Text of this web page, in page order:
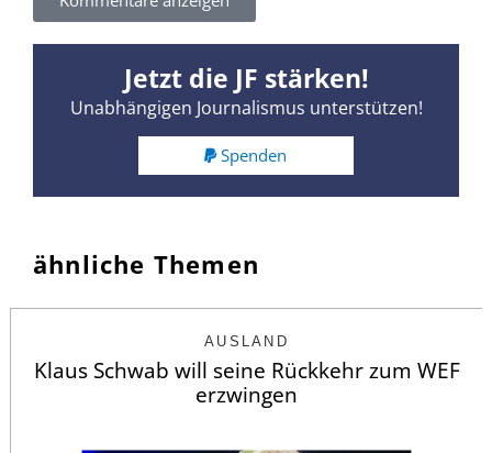
Jetzt die JF stärken!
Unabhängigen Journalismus unterstützen!
Spenden
ähnliche Themen
AUSLAND
Klaus Schwab will seine Rückkehr zum WEF
erzwingen